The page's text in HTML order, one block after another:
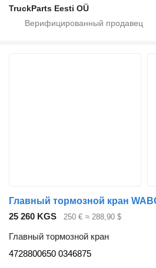
TruckParts Eesti OÜ
25 260 KGS 250 € ≈ 288,90 $
Главный тормозной кран
4728800650 0346875